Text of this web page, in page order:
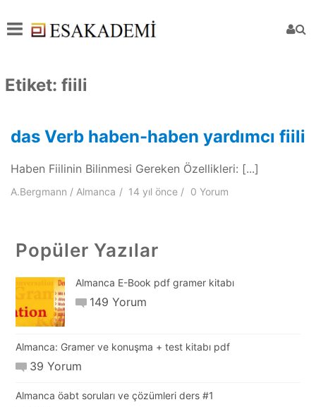
Etiket: fiili
das Verb haben-haben yardımcı fiili
Haben Fiilinin Bilinmesi Gereken Özellikleri: [...]
A.Bergmann Almanca 14 yılönce 0 Yorum
Popüler Yazılar
Almanca E-Book pdf gramer kitabı
149 Yorum
Almanca: Gramer ve konuşma + test kitabı pdf
39 Yorum
Almanca öabt soruları ve çözümleri ders #1